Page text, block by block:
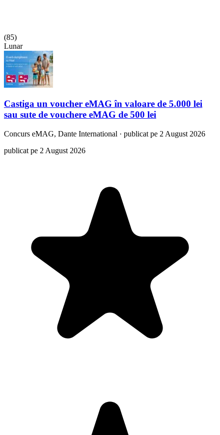
(85)
Lunar
Castiga un voucher eMAG în valoare de 5.000 lei
sau sute de vouchere eMAG de 500 lei
Concurs eMAG, Dante International · publicat pe 2 August 2026
publicat pe 2 August 2026